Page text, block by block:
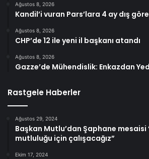
Ağustos 8, 2026
Kandil’i vuran Pars’lara 4 ay dış
Ağustos 8, 2026
CHP’de 12 ile yeni il başkanı atandı
Ağustos 8, 2026
Gazze’de Mühendislik: Enkazdan
Rastgele Haberler
Ağustos 29, 2024
Başkan Mutlu’dan Şaphane mesaisi
mutluluğu için çalışacağız”
Ekim 17, 2024